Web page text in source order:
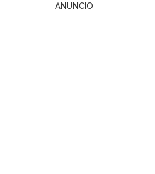
ANUNCIO